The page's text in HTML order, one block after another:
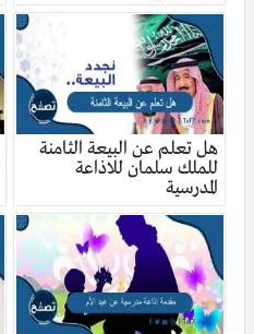
هل تعلم عن البيعة الثامنة
للملك سلمان للاذاعة
المدرسية